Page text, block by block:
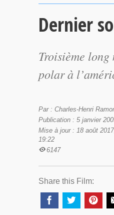
Dernier
Troisième
polar à
Par : Charles-Henri
Publication : 5 janvier
Mise à jour : 18 août
19:22
6147
Share this Film: